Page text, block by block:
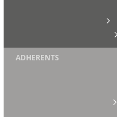
ADHERENTS